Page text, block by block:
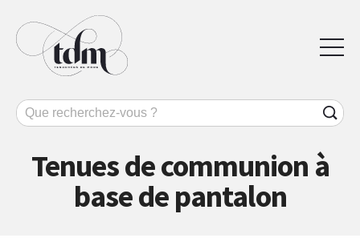
Tenues de communion à
base de pantalon